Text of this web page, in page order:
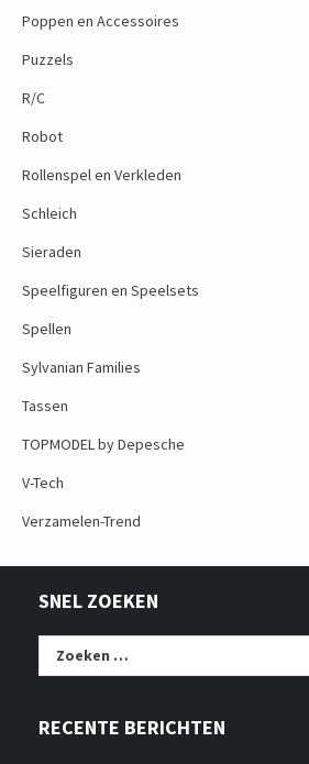
Poppen en Accessoires
Puzzels
R/C
Robot
Rollenspel en Verkleden
Schleich
Sieraden
Speelfiguren en Speelsets
Spellen
Sylvanian Families
Tassen
TOPMODEL by Depesche
V-Tech
Verzamelen-Trend
SNEL ZOEKEN
Zoeken
RECENTE BERICHTEN